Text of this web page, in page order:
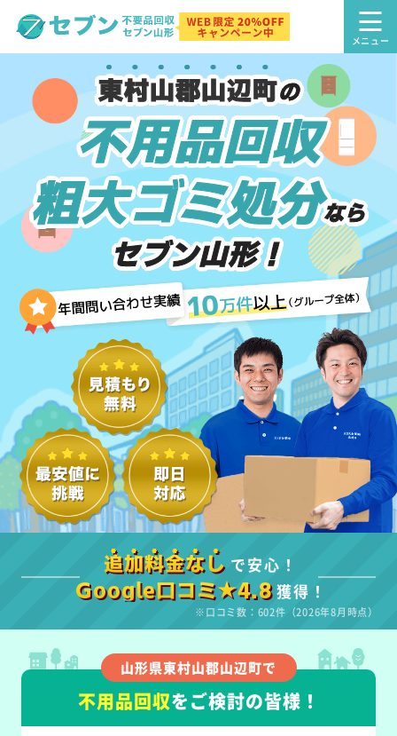
東村山郡山辺町の
不用品回収
粗大ゴミ処分なら
セブン山形！
追加料金なし で安心！
Google口コミ★4.8 獲得！
※口コミ数：602件（2026年8月時点）
山形県東村山郡山辺町で
不用品回収をご検討の皆様！